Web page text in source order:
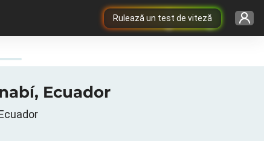
Rulează un test de viteză
Ecuador